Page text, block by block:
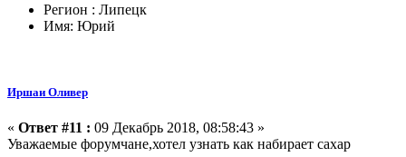
Регион : Липецк
Имя: Юрий
Иршаи Оливер
« Ответ #11 : 09 Декабрь 2018, 08:58:43 »
Уважаемые форумчане,хотел узнать как набирает сахар